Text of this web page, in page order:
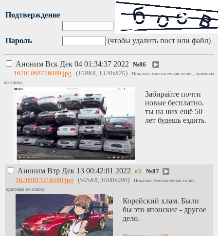
Подтверждение
Пароль (чтобы удалить пост или файл)
Аноним Вск Дек 04 01:34:37 2022 №86
16701068776080.jpg (168Кб, 1320x826)
Показана уменьшенная копия, оригинал
по клику.
Забирайте почти
новые бесплатно.
ты на них ещё 50
лет будешь ездить.
Аноним Втр Дек 13 00:42:01 2022 №87
16708813218590.jpg (505Кб, 1600x900)
Показана уменьшенная копия,
оригинал по клику.
Корейский хлам. Были
бы это японские - другое
дело.